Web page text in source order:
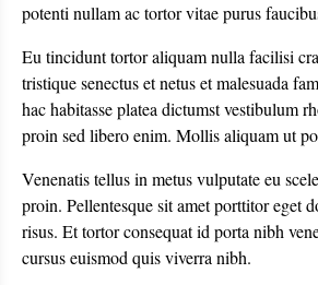
potenti nullam ac tortor vitae purus
Eu tincidunt tortor aliquam nulla facilisi
tristique senectus et netus et malesuada
hac habitasse platea dictumst vestibulum
proin sed libero enim. Mollis aliquam ut
Venenatis tellus in metus vulputate eu
proin. Pellentesque sit amet porttitor eget
risus. Et tortor consequat id porta nibh
cursus euismod quis viverra nibh.